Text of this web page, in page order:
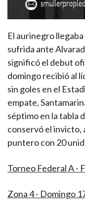
El aurinegro
sufrida ante
significó el debut
domingo recibió al
sin goles en el
empate,
séptimo en la tabla
conservó el invicto,
puntero con 20
Torneo Federal A -
Zona 4 - Domingo